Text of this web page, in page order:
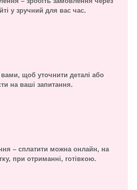
у зручний для вас час.
щоб уточнити деталі або
на ваші запитання.
– сплатити можна онлайн, на
при отриманні, готівкою.